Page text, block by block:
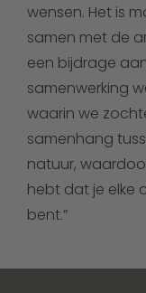
wensen. Het is
samen met de
een bijdrage
samenwerking
waarin we
samenhang
natuur,
hebt dat je elke
bent.”